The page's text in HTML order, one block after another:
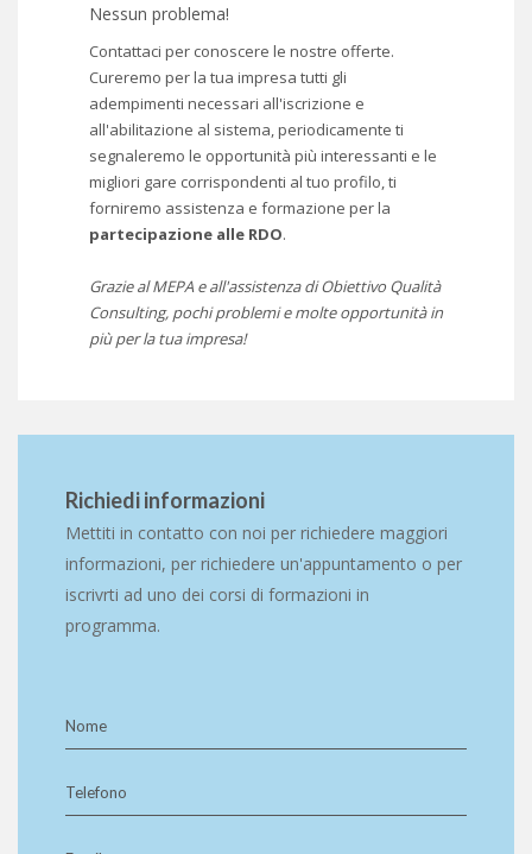
Nessun problema!
Contattaci per conoscere le nostre offerte.
Cureremo per la tua impresa tutti gli
adempimenti necessari all'iscrizione e
all'abilitazione al sistema, periodicamente ti
segnaleremo le opportunità più interessanti e le
migliori gare corrispondenti al tuo profilo, ti
forniremo assistenza e formazione per la
partecipazione alle RDO.
Grazie al MEPA e all'assistenza di Obiettivo Qualità
Consulting, pochi problemi e molte opportunità in
più per la tua impresa!
Richiedi informazioni
Mettiti in contatto con noi per richiedere maggiori
informazioni, per richiedere un'appuntamento o per
iscrivrti ad uno dei corsi di formazioni in
programma.
Nome
Telefono